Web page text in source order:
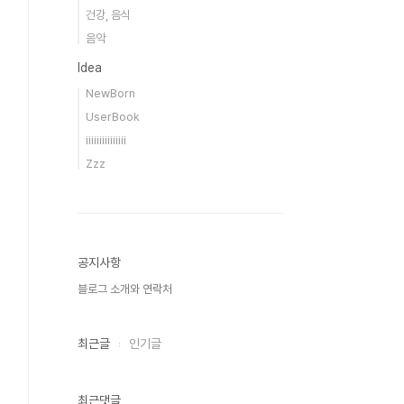
건강, 음식
음악
Idea
NewBorn
UserBook
iiiiiiiiiiiiiii
Zzz
공지사항
블로그 소개와 연락처
최근글 인기글
최근댓글